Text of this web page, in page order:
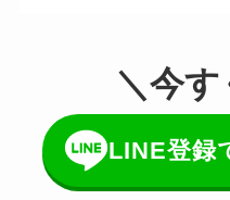
＼今
LINE登録